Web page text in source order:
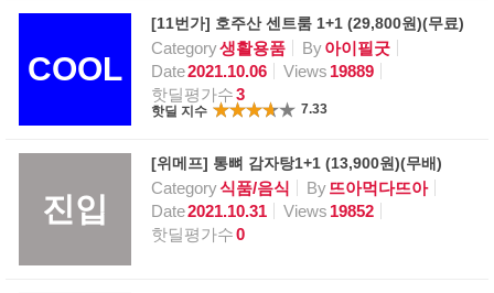
COOL
[11번가] 호주산 센트룸 1+1 (29,800원)(무료)
Category생활용품 By아이필굿
Date2021.10.06 Views 19889
핫딜평가수3
핫딜 지수 7.33
진입
[위메프] 통뼈 감자탕1+1 (13,900원)(무배)
Category식품/음식 By뜨아먹다뜨아
Date2021.10.31 Views 19852
핫딜평가수0